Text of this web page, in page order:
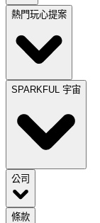
熱門玩心提案
SPARKFUL 宇宙
公司
條款